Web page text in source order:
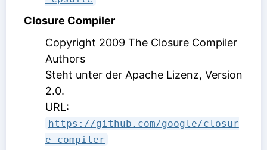
Closure Compiler
Copyright 2009 The Closure Compiler
Authors
Steht unter der Apache Lizenz, Version
2.0.
URL:
https://github.com/google/closur
e-compiler